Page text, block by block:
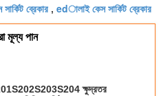
ব্রেকার , edালাই কেস সার্কিট ব্রেকার
মূল্য পান
ক্ষুদ্রতর